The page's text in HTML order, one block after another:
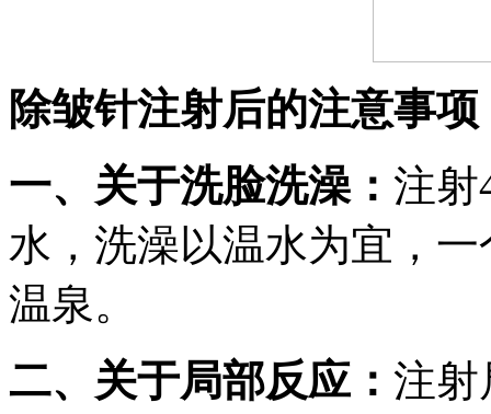
除皱针注射后的注意事项
一、关于洗脸洗澡： 注射
水，洗澡以温水为宜，
温泉。
二、关于局部反应： 注射